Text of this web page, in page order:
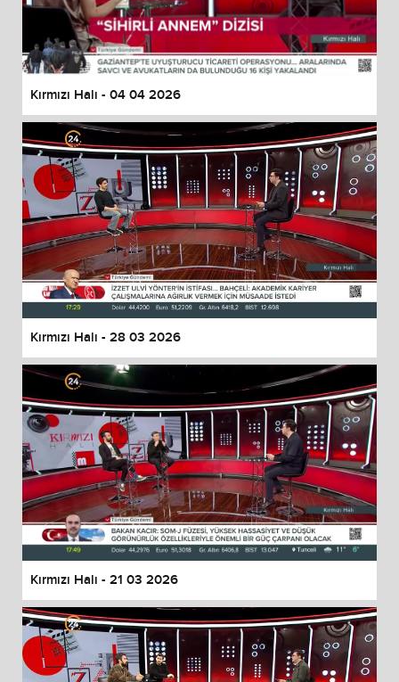
Kırmızı Halı - 04 04 2026
Kırmızı Halı - 28 03 2026
Kırmızı Halı - 21 03 2026